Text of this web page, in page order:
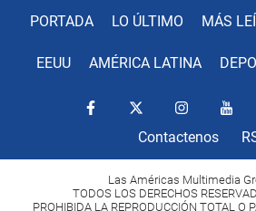
PORTADA LO ÚLTIMO MÁS
EEUU AMÉRICA LATINA
Contactenos
Las Américas Multimedia
TODOS LOS DERECHOS
PROHIBIDA LA REPRODUCCIÓN TOTAL O